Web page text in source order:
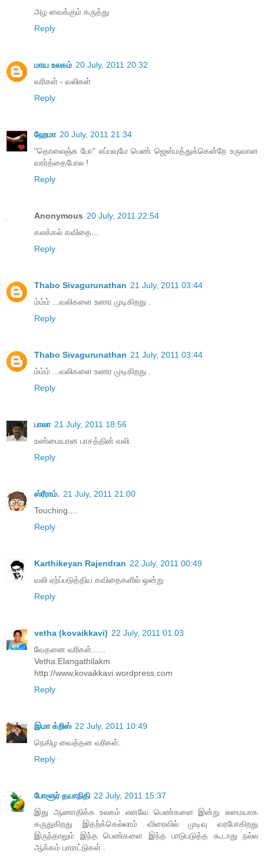
அழ வைக்கும் கருத்து
Reply
மாய உலகம் 20 July, 2011 20:32
வரிகள் - வலிகள்
Reply
ஹேமா 20 July, 2011 21:34
“தொலைஞ்சு போ” எப்பவுமே பெண் ஜென்மத்துக்கென்றே உருவான
வார்த்தைபோல !
Reply
Anonymous 20 July, 2011 22:54
கலக்கல் கவிதை...
Reply
Thabo Sivagurunathan 21 July, 2011 03:44
ம்ம்ம் ...வலிகளை உணர முடிகிறது .
Reply
Thabo Sivagurunathan 21 July, 2011 03:44
ம்ம்ம் ...வலிகளை உணர முடிகிறது .
Reply
பாலா 21 July, 2011 18:56
உண்மையான பாசத்தின் வலி.
Reply
ஸ்ரீராம். 21 July, 2011 21:00
Touching....
Reply
Karthikeyan Rajendran 22 July, 2011 00:49
வலி ஏற்ப்படுத்திய கவிதைகளில் ஒன்று
Reply
vetha (kovaikkavi) 22 July, 2011 01:03
வேதனை வரிகள்......
Vetha.Elangathilakm
http://www,kovaikkavi.wordpress.com
Reply
இமா க்றிஸ் 22 July, 2011 10:49
நெகிழ வைத்தன வரிகள்.
Reply
போளூர் தயாநிதி 22 July, 2011 15:37
இது ஆணாதிக்க உலகம் எனவே பெண்களை இன்று சுமையாக
கருதுகிறது இதற்க்கெல்லாம் விரைவில் முடிவு வரபோகிறது
இருந்தாலும் இந்த பெண்களை இந்த பாடுபடுத்த கூடாது நல்ல
ஆக்கம் பாராட்டுகள் .